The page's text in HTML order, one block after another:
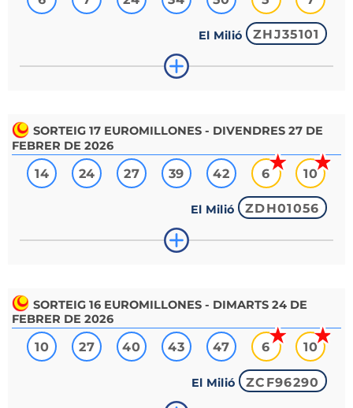
El Milió ZHJ35101
SORTEIG 17 EUROMILLONES - DIVENDRES 27 DE
FEBRER DE 2026
14 24 27 39 42 6 10
El Milió ZDH01056
SORTEIG 16 EUROMILLONES - DIMARTS 24 DE
FEBRER DE 2026
10 27 40 43 47 6 10
El Milió ZCF96290